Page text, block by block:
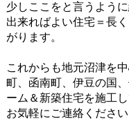
少しここをと言うよう
出来ればよい住宅＝長
がります。
これからも地元沼津を
町、函南町、伊豆の国
ーム＆新築住宅を施工
お気軽にご連絡ください